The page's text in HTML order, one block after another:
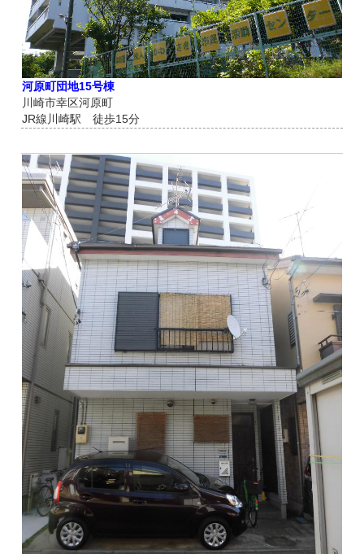
河原町団地15号棟
川崎市幸区河原町
JR線川崎駅 徒歩15分